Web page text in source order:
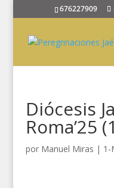
676227909
Diócesis
Roma’25
por Manuel Miras | 1-